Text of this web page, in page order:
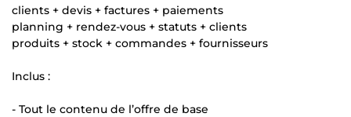
clients + devis + factures + paiements
planning + rendez-vous + statuts + clients
produits + stock + commandes + fournisseurs
Inclus :
- Tout le contenu de l’offre de base